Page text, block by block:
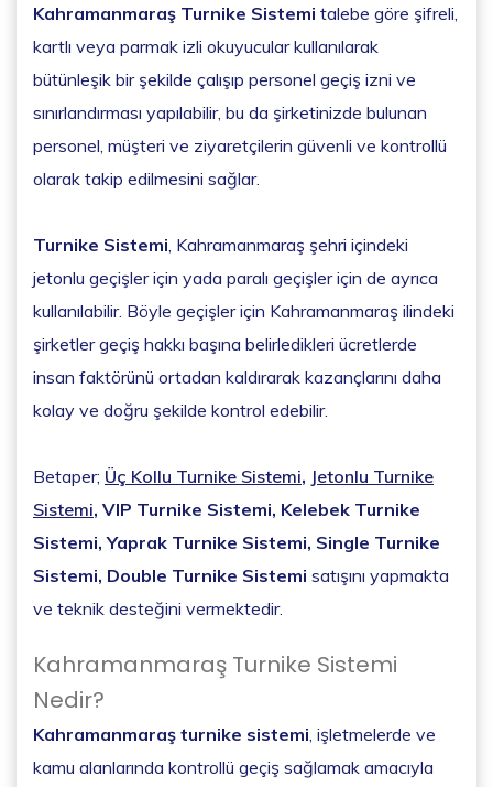
Kahramanmaraş Turnike Sistemi talebe göre şifreli,
kartlı veya parmak izli okuyucular kullanılarak
bütünleşik bir şekilde çalışıp personel geçiş izni ve
sınırlandırması yapılabilir, bu da şirketinizde bulunan
personel, müşteri ve ziyaretçilerin güvenli ve kontrollü
olarak takip edilmesini sağlar.
Turnike Sistemi , Kahramanmaraş şehri içindeki
jetonlu geçişler için yada paralı geçişler için de ayrıca
kullanılabilir. Böyle geçişler için Kahramanmaraş ilindeki
şirketler geçiş hakkı başına belirledikleri ücretlerde
insan faktörünü ortadan kaldırarak kazançlarını daha
kolay ve doğru şekilde kontrol edebilir.
Betaper; Üç Kollu Turnike Sistemi, Jetonlu Turnike
Sistemi, VIP Turnike Sistemi, Kelebek Turnike
Sistemi, Yaprak Turnike Sistemi, Single Turnike
Sistemi, Double Turnike Sistemi satışını yapmakta
ve teknik desteğini vermektedir.
Kahramanmaraş Turnike Sistemi
Nedir?
Kahramanmaraş turnike sistemi , işletmelerde ve
kamu alanlarında kontrollü geçiş sağlamak amacıyla